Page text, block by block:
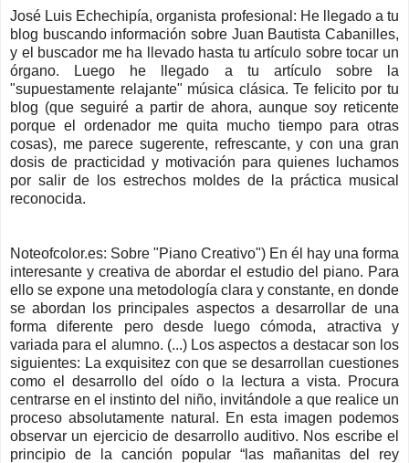
José Luis Echechipía, organista profesional: He llegado a tu
blog buscando información sobre Juan Bautista Cabanilles,
y el buscador me ha llevado hasta tu artículo sobre tocar un
órgano. Luego he llegado a tu artículo sobre la
"supuestamente relajante" música clásica.Te felicito por tu
blog (que seguiré a partir de ahora, aunque soy reticente
porque el ordenador me quita mucho tiempo para otras
cosas), me parece sugerente, refrescante, y con una gran
dosis de practicidad y motivación para quienes luchamos
por salir de los estrechos moldes de la práctica musical
reconocida.
Noteofcolor.es: Sobre "Piano Creativo") En él hay una forma
interesante y creativa de abordar el estudio del piano. Para
ello se expone una metodología clara y constante, en donde
se abordan los principales aspectos a desarrollar de una
forma diferente pero desde luego cómoda, atractiva y
variada para el alumno. (...) Los aspectos a destacar son los
siguientes: La exquisitez con que se desarrollan cuestiones
como el desarrollo del oído o la lectura a vista. Procura
centrarse en el instinto del niño, invitándole a que realice un
proceso absolutamente natural. En esta imagen podemos
observar un ejercicio de desarrollo auditivo. Nos escribe el
principio de la canción popular “las mañanitas del rey